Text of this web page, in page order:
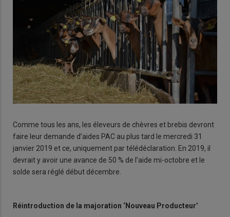
Comme tous les ans, les éleveurs de chèvres et brebis devront
faire leur demande d’aides PAC au plus tard le mercredi 31
janvier 2019 et ce, uniquement par télédéclaration. En 2019, il
devrait y avoir une avance de 50 % de l’aide mi-octobre et le
solde sera réglé début décembre.
Réintroduction de la majoration ‘Nouveau Producteur’